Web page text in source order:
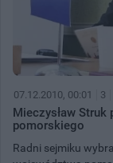
07.12.2010, 00:01 3
Mieczysław
pomorskiego
Radni sejmiku